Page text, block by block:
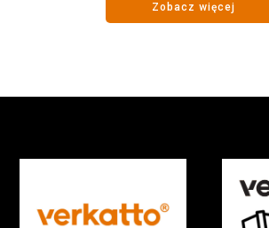
Zobacz więcej